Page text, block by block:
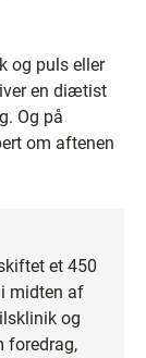
og puls eller
en diætist
Og på
om aftenen
et 450
midten af
og
foredrag,